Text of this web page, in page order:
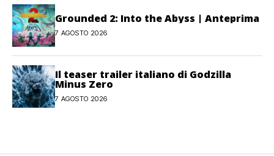
Grounded 2: Into the Abyss | Anteprima
7 AGOSTO 2026
Il teaser trailer italiano di Godzilla
Minus Zero
7 AGOSTO 2026